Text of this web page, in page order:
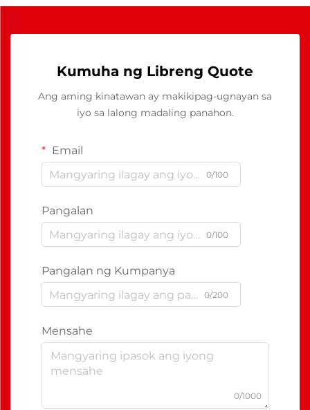
Kumuha ng Libreng Quote
Ang aming kinatawan ay makikipag-ugnayan sa
iyo sa lalong madaling panahon.
Email
0/100
Pangalan
0/100
Pangalan ng Kumpanya
0/200
Mensahe
0/1000